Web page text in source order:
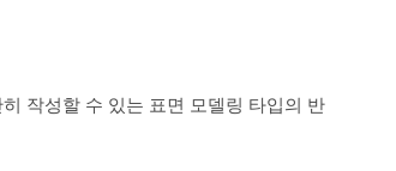
작성할 수 있는 표면 모델링 타입의 반